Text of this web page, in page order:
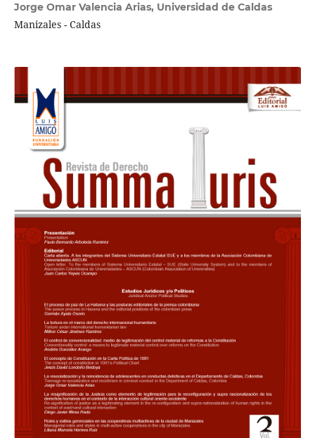
Jorge Omar Valencia Arias, Universidad de Caldas
Manizales - Caldas